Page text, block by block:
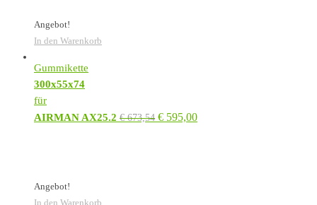
Angebot!
In den Warenkorb
Gummikette
300x55x74
für
AIRMAN AX25.2 €673,54 € 595,00
Angebot!
In den Warenkorb